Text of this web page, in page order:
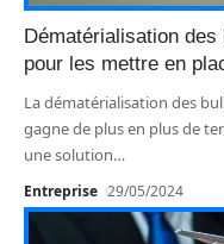
Dématérialisation
pour les mettre en
La dématérialisation des
gagne de plus en plus de
une solution…
Entreprise 29/05/2024